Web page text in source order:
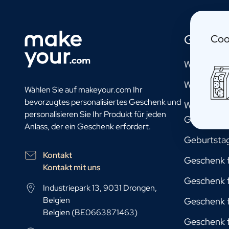
Personalisiertes KI-Fotopuzzle
Personalisiertes Olivenöl
Personalisierter Balsamico
Personalisiertes Kräuter
Personalisierte Pikante Soße
Tee / Honig
Personalisierter Tee
Jules Destrooper Kekse Margritte
Personalisierte Keksdose Jules Destrooper
Geschenkpaket mit Keksen & Schokolade
Geschenkpaket mit Wasserflasche, Keksen und Schokolade
Personalisierte Handseife
Wählen Sie auf makeyour.com Ihr
bevorzugtes personalisiertes Geschenk und
personalisieren Sie Ihr Produkt für jeden
Anlass, der ein Geschenk erfordert.
Kontakt
Kontakt mit uns
Industriepark 13, 9031 Drongen,
Belgien
Belgien (BE0663871463)
Willst du
Willst du
Willst du
Geschenk
Geschenk
Geschenk
Geschenk
Geschenk